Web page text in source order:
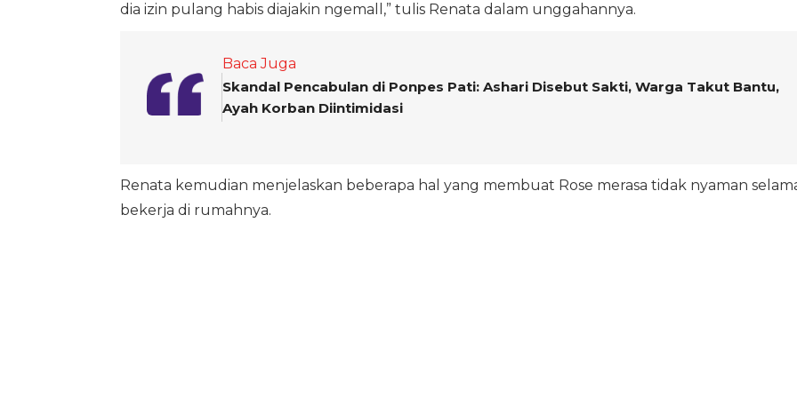
dia izin pulang habis diajakin ngemall,” tulis Renata dalam unggahannya.
Baca Juga
Skandal Pencabulan di Ponpes Pati: Ashari Disebut Sakti, Warga Takut Bantu,
Ayah Korban Diintimidasi
Renata kemudian menjelaskan beberapa hal yang membuat Rose merasa tidak nyaman
bekerja di rumahnya.